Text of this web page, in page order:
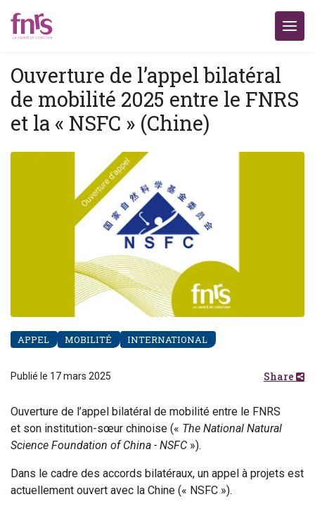
Ouverture de l’appel bilatéral
de mobilité 2025 entre le FNRS
et la « NSFC » (Chine)
APPEL MOBILITÉ INTERNATIONAL
Publié le 17 mars 2025 Share
Ouverture de l’appel bilatéral de mobilité entre le FNRS
et son institution-sœur chinoise (« The National Natural
Science Foundation of China - NSFC »).
Dans le cadre des accords bilatéraux, un appel à projets est
actuellement ouvert avec la Chine (« NSFC »).